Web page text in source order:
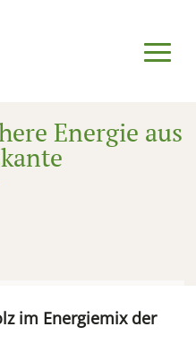
Energie aus
im Energiemix der